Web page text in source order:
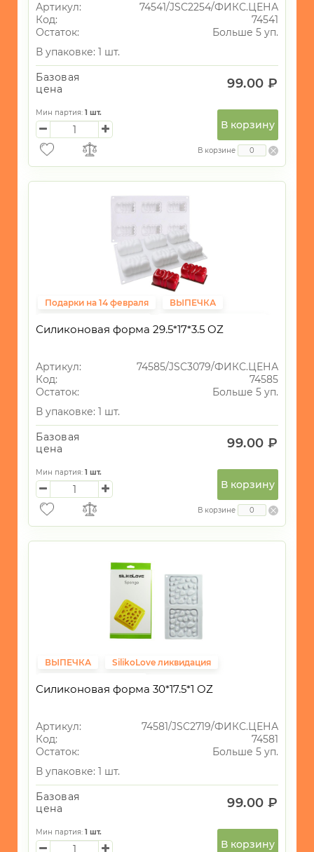
Артикул:
74541/JSC2254/ФИКС.ЦЕНА
Код:
74541
Остаток:
Больше 5 уп.
В упаковке: 1 шт.
Базовая
цена
99.00 ₽
Мин партия: 1 шт.
В корзину
В корзине
Подарки на 14 февраля
ВЫПЕЧКА
Силиконовая форма 29.5*17*3.5 OZ
Артикул:
74585/JSC3079/ФИКС.ЦЕНА
Код:
74585
Остаток:
Больше 5 уп.
В упаковке: 1 шт.
Базовая
цена
99.00 ₽
Мин партия: 1 шт.
В корзину
В корзине
ВЫПЕЧКА
SilikoLove ликвидация
Силиконовая форма 30*17.5*1 OZ
Артикул:
74581/JSC2719/ФИКС.ЦЕНА
Код:
74581
Остаток:
Больше 5 уп.
В упаковке: 1 шт.
Базовая
цена
99.00 ₽
Мин партия: 1 шт.
В корзину